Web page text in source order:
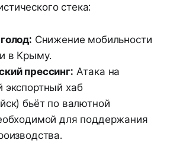
стека:
Снижение мобильности
в Крыму.
прессинг: Атака на
экспортный хаб
бьёт по валютной
для поддержания